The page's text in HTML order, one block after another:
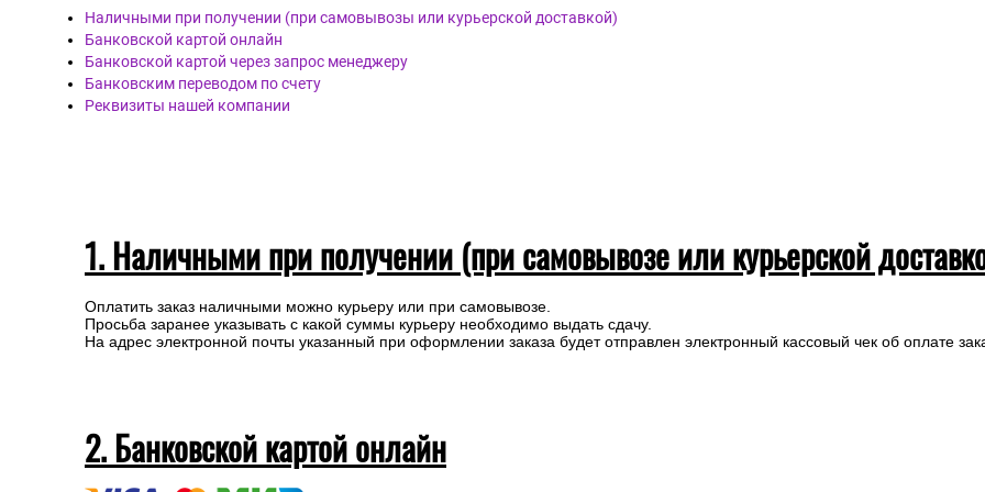
Наличными при получении (при самовывозы или курьерской доставкой)
Банковской картой онлайн
Банковской картой через запрос менеджеру
Банковским переводом по счету
Реквизиты нашей компании
1. Наличными при получении (при самовывозе или курьерской
Оплатить заказ наличными можно курьеру или при самовывозе.
Просьба заранее указывать с какой суммы курьеру необходимо выдать сдачу.
На адрес электронной почты указанный при оформлении заказа будет отправлен электронный кассовый чек об оплате
2. Банковской картой онлайн